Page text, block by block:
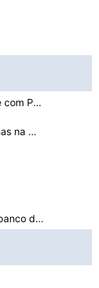
Como abrir um arquivo XML a partir do Cache com PHP
Como calcular o percentual sobre o Total Linhas na MYSQ…
Como inserir uma matriz para uma tabela de banco de dad…